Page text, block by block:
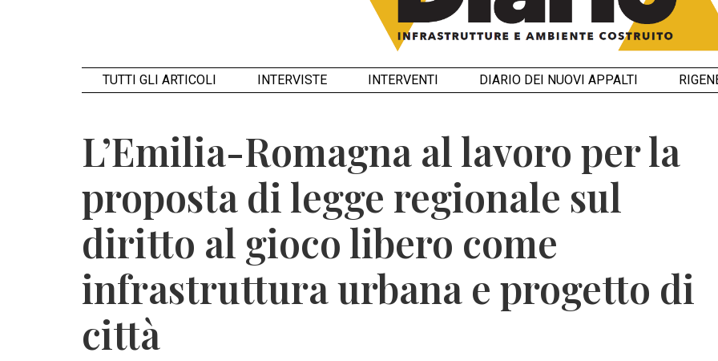
TUTTI GLI ARTICOLI INTERVISTE INTERVENTI DIARIO DEI NUOVI APPALTI
L’Emilia-Romagna al lavoro per la
proposta di legge regionale sul
diritto al gioco libero come
infrastruttura urbana e progetto di
città